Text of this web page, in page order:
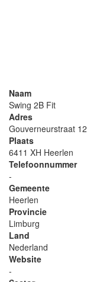
Naam
Swing 2B Fit
Adres
Gouverneurstraat 12
Plaats
6411 XH Heerlen
Telefoonnummer
-
Gemeente
Heerlen
Provincie
Limburg
Land
Nederland
Website
-